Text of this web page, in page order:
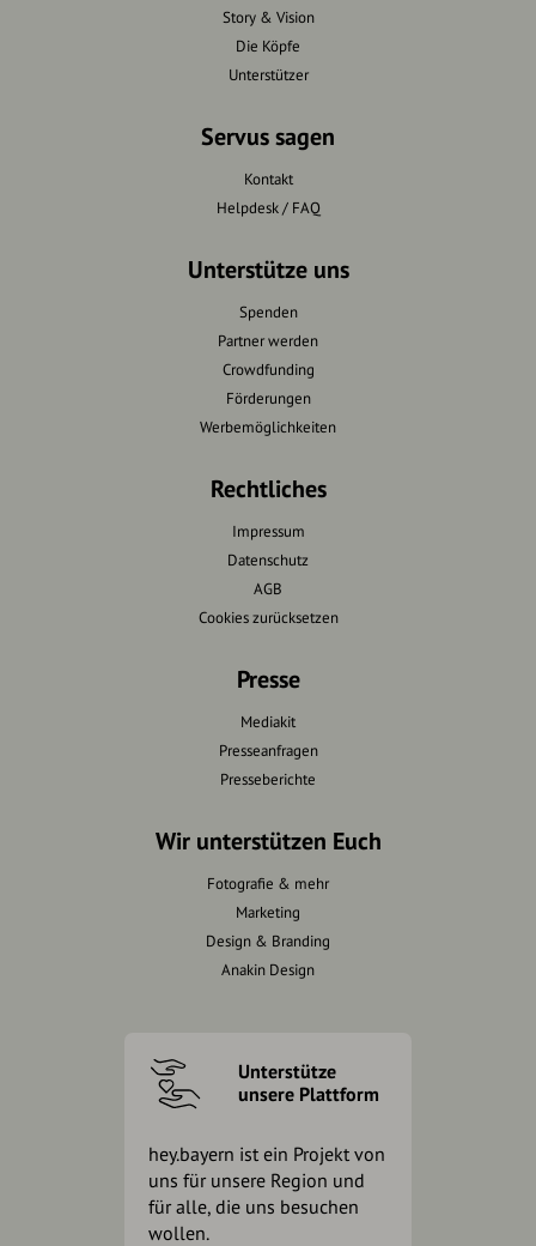
Story & Vision
Die Köpfe
Unterstützer
Servus sagen
Kontakt
Helpdesk / FAQ
Unterstütze uns
Spenden
Partner werden
Crowdfunding
Förderungen
Werbemöglichkeiten
Rechtliches
Impressum
Datenschutz
AGB
Cookies zurücksetzen
Presse
Mediakit
Presseanfragen
Presseberichte
Wir unterstützen Euch
Fotografie & mehr
Marketing
Design & Branding
Anakin Design
Unterstütze
unsere Plattform
hey.bayern ist ein Projekt von
uns für unsere Region und
für alle, die uns besuchen
wollen.